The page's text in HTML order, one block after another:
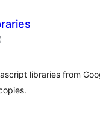
)
libraries from